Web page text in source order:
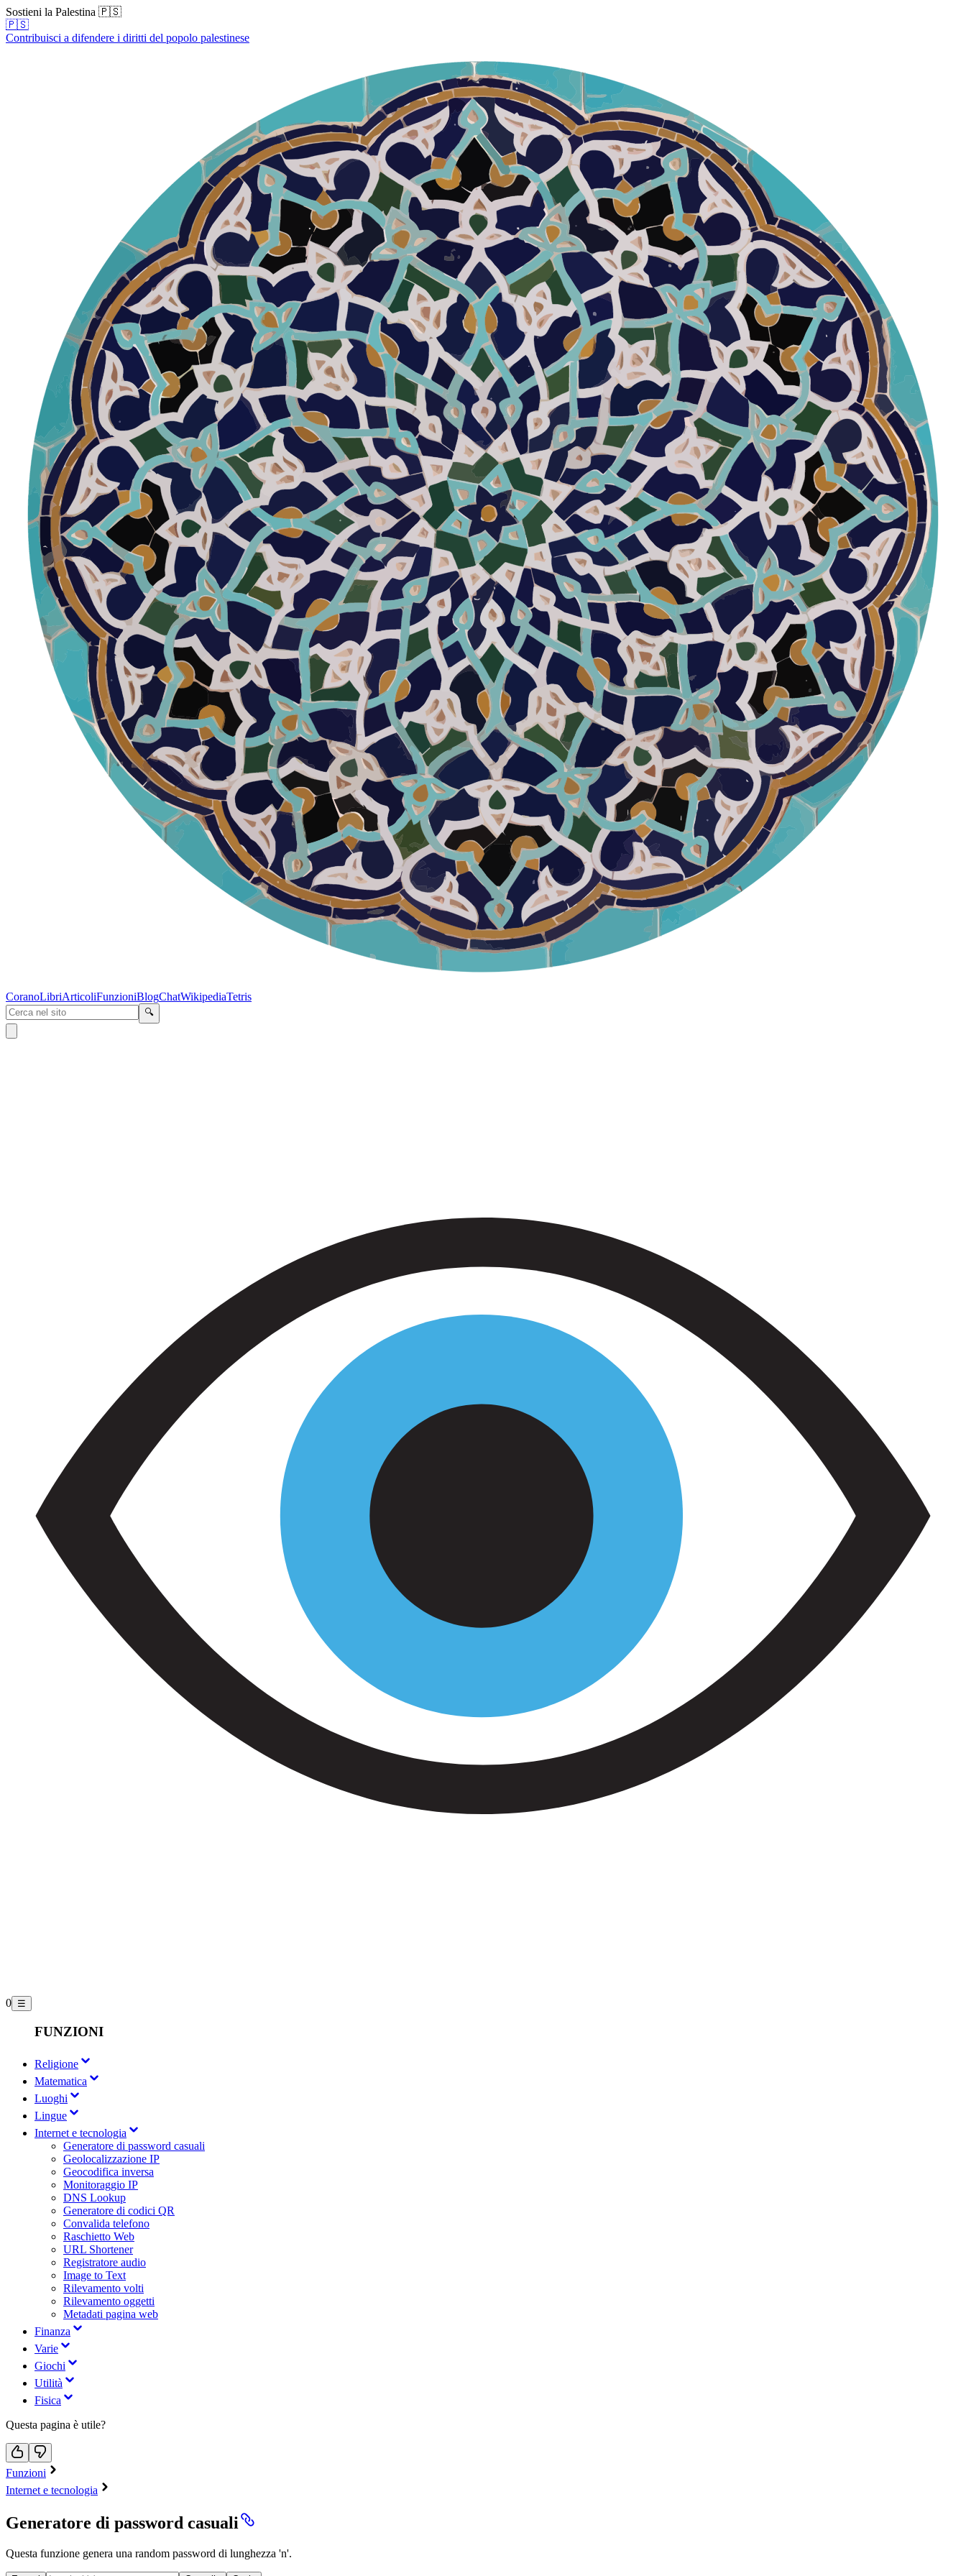
Sostieni la Palestina 🇵🇸
🇵🇸
Contribuisci a difendere i diritti del popolo palestinese
CoranoLibriArticoliFunzioniBlogChatWikipediaTetris
🔍
0 ☰
FUNZIONI
Religione
Matematica
Luoghi
Lingue
Internet e tecnologia
Generatore di password casuali
Geolocalizzazione IP
Geocodifica inversa
Monitoraggio IP
DNS Lookup
Generatore di codici QR
Convalida telefono
Raschietto Web
URL Shortener
Registratore audio
Image to Text
Rilevamento volti
Rilevamento oggetti
Metadati pagina web
Finanza
Varie
Giochi
Utilità
Fisica
Questa pagina è utile?
Funzioni
Internet e tecnologia
Generatore di password casuali
Questa funzione genera una random password di lunghezza 'n'.